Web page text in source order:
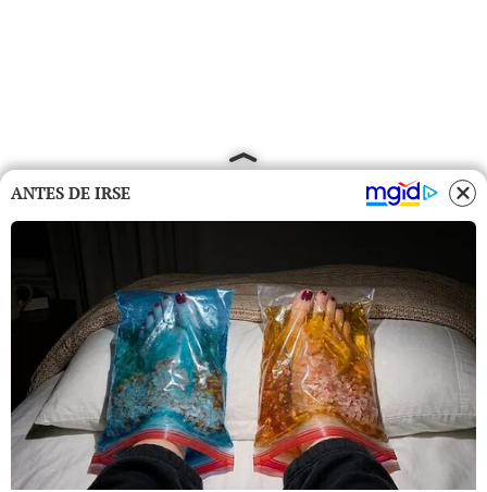
ANTES DE IRSE